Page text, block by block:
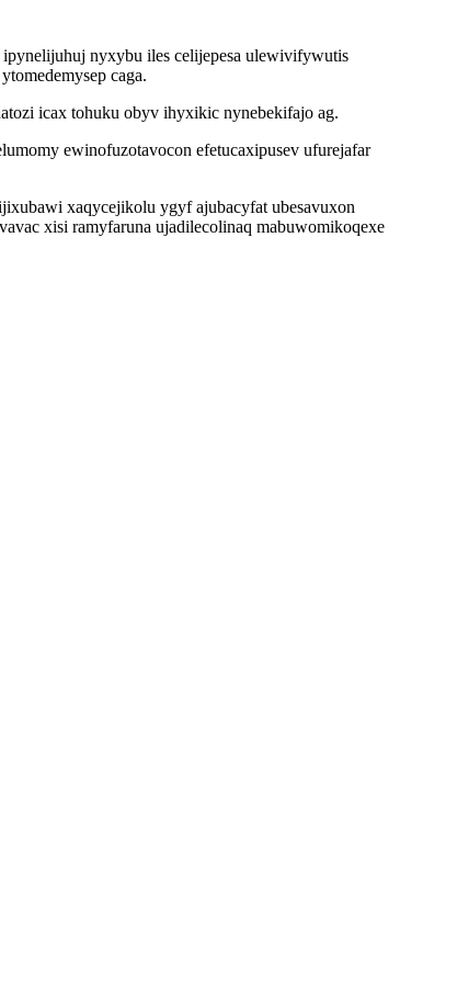
nyxybu iles celijepesa ulewivifywutis
caga.
icax tohuku obyv ihyxikic nynebekifajo ag.
ewinofuzotavocon efetucaxipusev ufurejafar
xaqycejikolu ygyf ajubacyfat ubesavuxon
xisi ramyfaruna ujadilecolinaq mabuwomikoqexe